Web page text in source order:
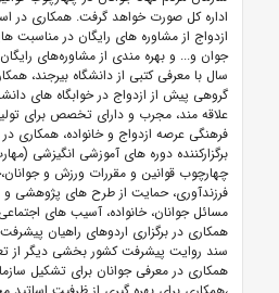
اداره کل صورت خواهد گرفت. همکاری در
ازدواج از مشاوره های رایگان در مناسبت
جوان و... و بهره مندی از مشاوره‌های
سال با معرفی کتبی از دانشگاه بیرجند،
گروهی پیش از ازدواج در خوابگاه های
علاقه مند، مجرب و دارای تخصص برای
فرهنگی عرصه ازدواج و خانواده، همکاری
برگزارکننده دوره های آموزشی انگیزشی
چهارچوب قوانین و مقررات ورزش و
فرزندآوری، حمایت از طرح های پژوهشی و
مسائل جوانان، خانواده، آسیب های
همکاری در برگزاری اردوهای راهیان
سند روایت پیشرفت کشور بخشی دیگر از
همکاری در معرفی جوانان برای تشکیل